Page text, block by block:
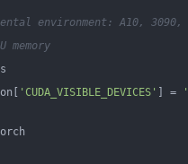
environment: A10, 3090,
memory
'CUDA_VISIBLE_DEVICES' ] =